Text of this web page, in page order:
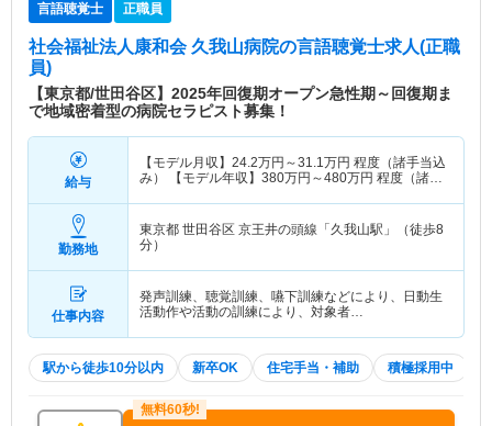
言語聴覚士 正職員
社会福祉法人康和会 久我山病院の言語聴覚士求人(正職
員)
【東京都/世田谷区】2025年回復期オープン急性期～回復期ま
で地域密着型の病院セラピスト募集！
給与
【モデル月収】 24.2万円～31.1万円 程度（諸手当込
み） 【モデル年収】 380万円～480万円 程度（諸手
勤務地
東京都 世田谷区 京王井の頭線「久我山駅」（徒歩8
分）
仕事内容
発声訓練、聴覚訓練、嚥下訓練などにより、日動生
活動作や活動の訓練により、対象者…
駅から徒歩10分以内 新卒OK 住宅手当・補助 積極採用中